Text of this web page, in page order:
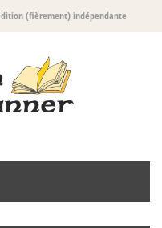
(fièrement) indépendante